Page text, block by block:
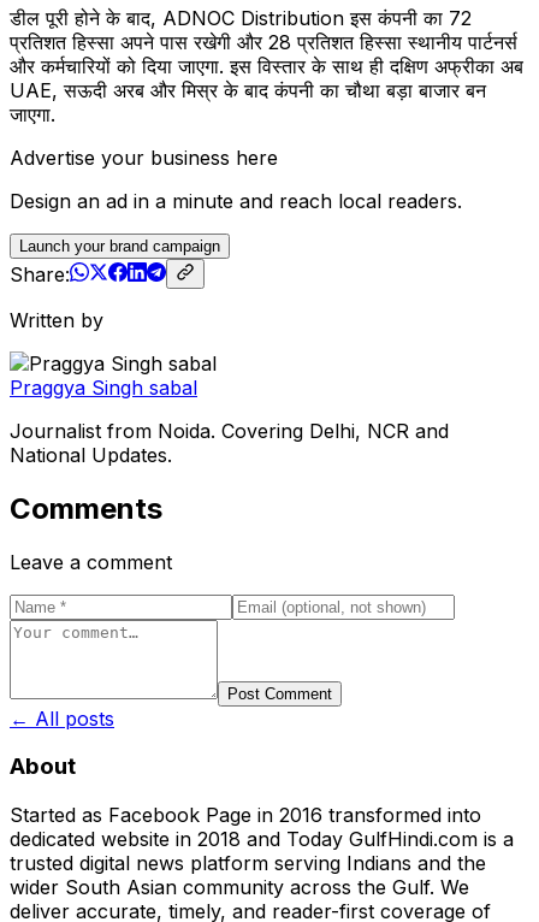
डील पूरी होने के बाद, ADNOC Distribution इस कंपनी का 72
प्रतिशत हिस्सा अपने पास रखेगी और 28 प्रतिशत हिस्सा स्थानीय पार्टनर्स
और कर्मचारियों को दिया जाएगा. इस विस्तार के साथ ही दक्षिण अफ्रीका अब
UAE, सऊदी अरब और मिस्र के बाद कंपनी का चौथा बड़ा बाजार बन
जाएगा.
Advertise your business here
Design an ad in a minute and reach local readers.
Launch your brand campaign
Share:
Written by
Praggya Singh sabal
Journalist from Noida. Covering Delhi, NCR and
National Updates.
Comments
Leave a comment
Post Comment
← All posts
About
Started as Facebook Page in 2016 transformed into
dedicated website in 2018 and Today GulfHindi.com is a
trusted digital news platform serving Indians and the
wider South Asian community across the Gulf. We
deliver accurate, timely, and reader-first coverage of